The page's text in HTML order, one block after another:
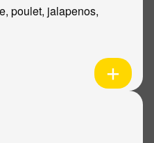
poulet, jalapenos,